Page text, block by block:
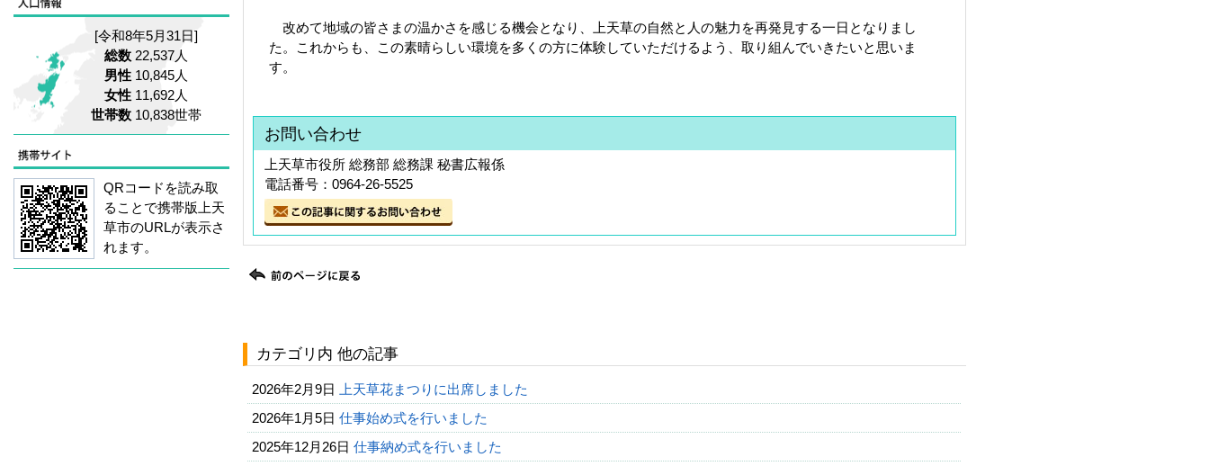
改めて地域の皆さまの温かさを感じる機会となり、上天草の自然と人の魅力を再発見する一日となりまし
た。これからも、この素晴らしい環境を多くの方に体験していただけるよう、取り組んでいきたいと思いま
す。
お問い合わせ
上天草市役所 総務部 総務課 秘書広報係
電話番号：0964-26-5525
カテゴリ内 他の記事
2026年2月9日
上天草花まつりに出席しました
2026年1月5日 仕事始め式を行いました
2025年12月26日 仕事納め式を行いました
[令和8年5月31日]
総数 22,537人
男性 10,845人
女性 11,692人
世帯数 10,838世帯
QRコードを読み取
ることで携帯版上天
草市のURLが表示さ
れます。